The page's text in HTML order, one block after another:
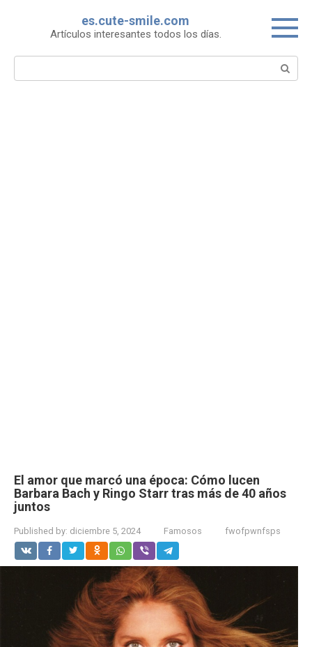
es.cute-smile.com
Artículos interesantes todos los días.
Search:
El amor que marcó una época: Cómo lucen
Barbara Bach y Ringo Starr tras más de 40 años
juntos
Published by: diciembre 5, 2024 Famosos fwofpwnfsps